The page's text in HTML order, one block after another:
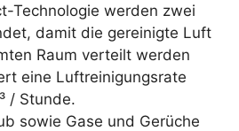
Technologie werden zwei
damit die gereinigte Luft
Raum verteilt werden
eine Luftreinigungsrate
/ Stunde.
sowie Gase und Gerüche